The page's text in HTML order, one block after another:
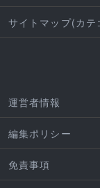
サイトマップ(カテ
運営者情報
編集ポリシー
免責事項